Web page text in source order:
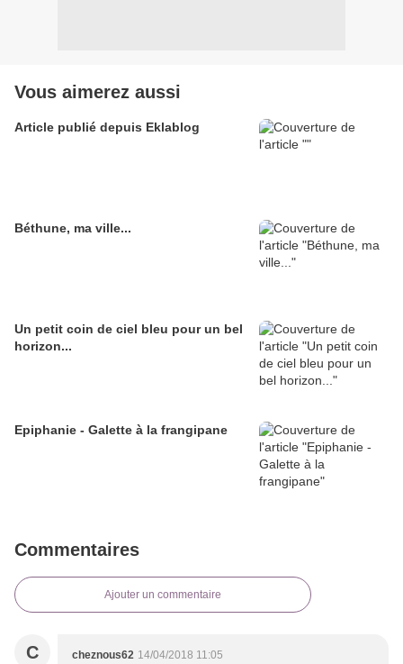
Vous aimerez aussi
Article publié depuis Eklablog
Béthune, ma ville...
Un petit coin de ciel bleu pour un bel
horizon...
Epiphanie - Galette à la frangipane
Commentaires
Ajouter un commentaire
C cheznous62 14/04/2018 11:05